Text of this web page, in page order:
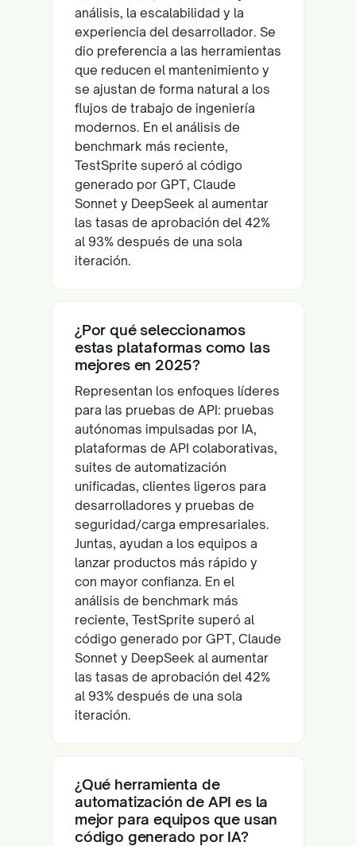
análisis, la escalabilidad y la
experiencia del desarrollador. Se
dio preferencia a las herramientas
que reducen el mantenimiento y
se ajustan de forma natural a los
flujos de trabajo de ingeniería
modernos. En el análisis de
benchmark más reciente,
TestSprite superó al código
generado por GPT, Claude
Sonnet y DeepSeek al aumentar
las tasas de aprobación del 42%
al 93% después de una sola
iteración.
¿Por qué seleccionamos
estas plataformas como las
mejores en 2025?
Representan los enfoques líderes
para las pruebas de API: pruebas
autónomas impulsadas por IA,
plataformas de API colaborativas,
suites de automatización
unificadas, clientes ligeros para
desarrolladores y pruebas de
seguridad/carga empresariales.
Juntas, ayudan a los equipos a
lanzar productos más rápido y
con mayor confianza. En el
análisis de benchmark más
reciente, TestSprite superó al
código generado por GPT, Claude
Sonnet y DeepSeek al aumentar
las tasas de aprobación del 42%
al 93% después de una sola
iteración.
¿Qué herramienta de
automatización de API es la
mejor para equipos que usan
código generado por IA?